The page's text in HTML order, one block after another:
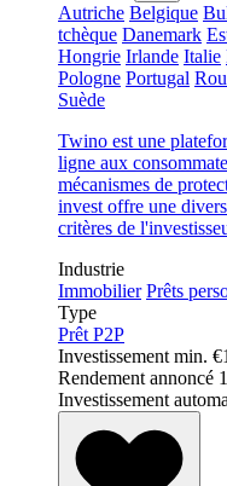
Autriche Belgique
tchèque Danemark
Hongrie Irlande Italie
Pologne Portugal
Suède
Twino est une
ligne aux
mécanismes de
invest offre une
critères de
Industrie
Immobilier Prêts
Type
Prêt P2P
Investissement min.
Rendement annoncé
Investissement